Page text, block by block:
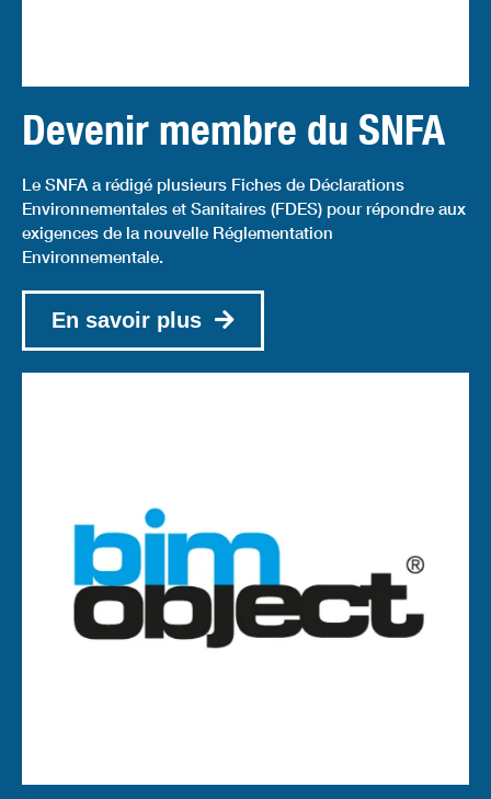
Devenir membre du SNFA
Le SNFA a rédigé plusieurs Fiches de Déclarations
Environnementales et Sanitaires (FDES) pour répondre aux
exigences de la nouvelle Réglementation
Environnementale.
En savoir plus